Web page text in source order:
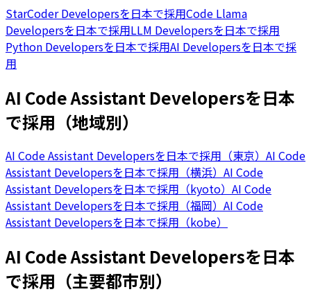
StarCoder Developersを日本で採用Code Llama
Developersを日本で採用LLM Developersを日本で採用
Python Developersを日本で採用AI Developersを日本で採
用
AI Code Assistant Developersを日本
で採用（地域別）
AI Code Assistant Developersを日本で採用（東京） AI Code
Assistant Developersを日本で採用（横浜） AI Code
Assistant Developersを日本で採用（kyoto） AI Code
Assistant Developersを日本で採用（福岡） AI Code
Assistant Developersを日本で採用（kobe）
AI Code Assistant Developersを日本
で採用（主要都市別）